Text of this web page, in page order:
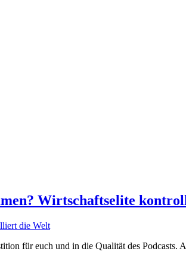
Wirtschaftselite
für euch und in die Qualität des